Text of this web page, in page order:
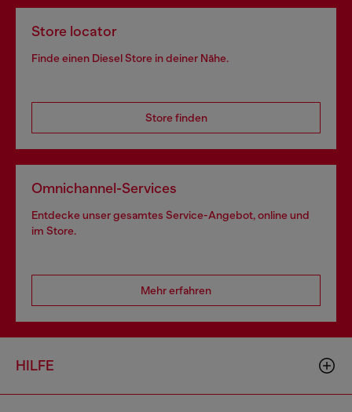
Store locator
Finde einen Diesel Store in deiner Nähe.
Store finden
Omnichannel-Services
Entdecke unser gesamtes Service-Angebot, online und
im Store.
Mehr erfahren
HILFE